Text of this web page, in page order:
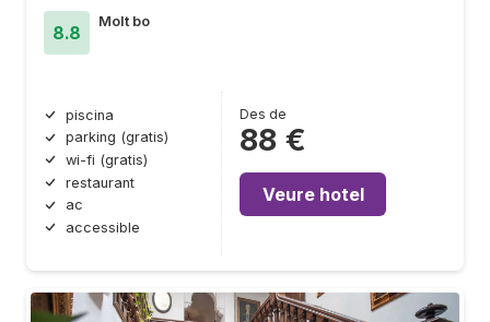
8.8
Molt bo
piscina
parking (gratis)
wi-fi (gratis)
restaurant
ac
accessible
Des de
88 €
Veure hotel